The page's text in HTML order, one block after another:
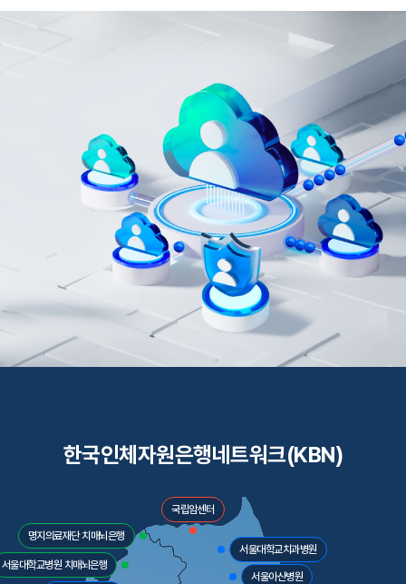
한국인체자원은행네트워크(KBN)
국립암센터
서울대학교치과병원
서울아산병원
서울대학교병원 치매뇌은행
명지의료재단 치매뇌은행